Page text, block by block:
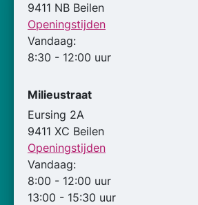
9411 NB Beilen
Openingstijden
Vandaag:
8:30 - 12:00 uur
Milieustraat
Eursing 2A
9411 XC Beilen
Openingstijden
Vandaag:
8:00 - 12:00 uur
13:00 - 15:30 uur